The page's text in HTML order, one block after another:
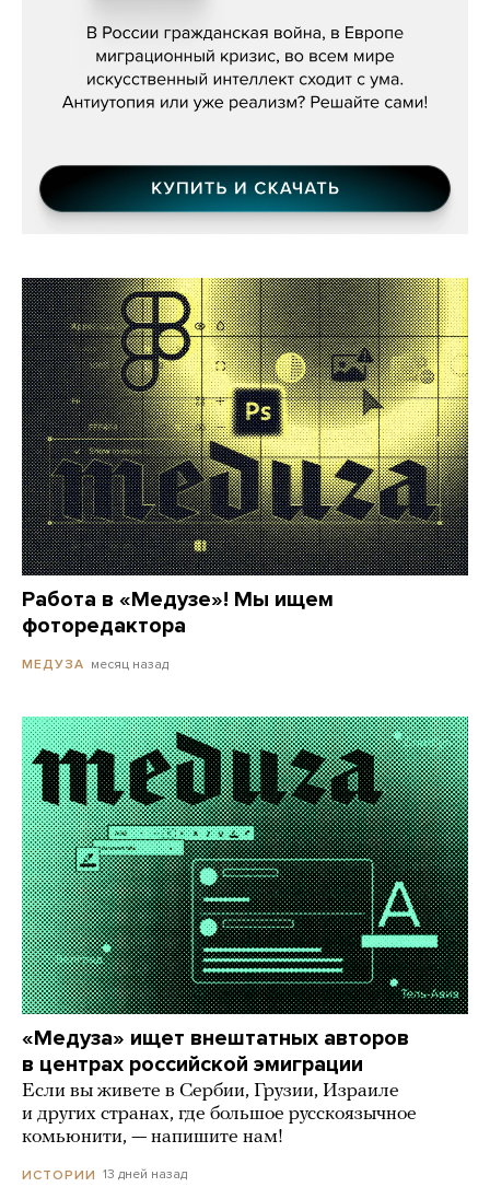
Работа в «Медузе»! Мы ищем
фоторедактора
МЕДУЗА месяц назад
«Медуза» ищет внештатных авторов
в центрах российской эмиграции
Если вы живете в Сербии, Грузии, Израиле
и других странах, где большое русскоязычное
комьюнити, — напишите нам!
ИСТОРИИ 13 дней назад